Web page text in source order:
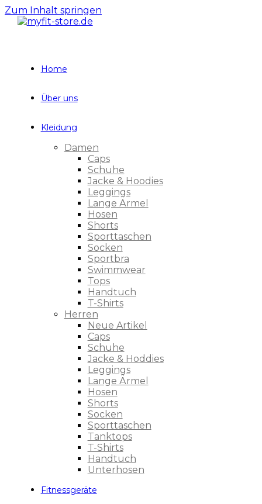
Zum Inhalt springen
Home
Über uns
Kleidung
Damen
Caps
Schuhe
Jacke & Hoodies
Leggings
Lange Ärmel
Hosen
Shorts
Sporttaschen
Socken
Sportbra
Swimmwear
Tops
Handtuch
T-Shirts
Herren
Neue Artikel
Caps
Schuhe
Jacke & Hoddies
Leggings
Lange Ärmel
Hosen
Shorts
Socken
Sporttaschen
Tanktops
T-Shirts
Handtuch
Unterhosen
Fitnessgeräte